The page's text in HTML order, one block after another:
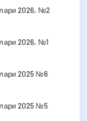
2026, №2
2026, №1
2025 №6
2025 №5